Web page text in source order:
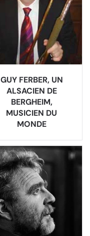
GUY FERBER, UN
ALSACIEN DE
BERGHEIM,
MUSICIEN DU
MONDE